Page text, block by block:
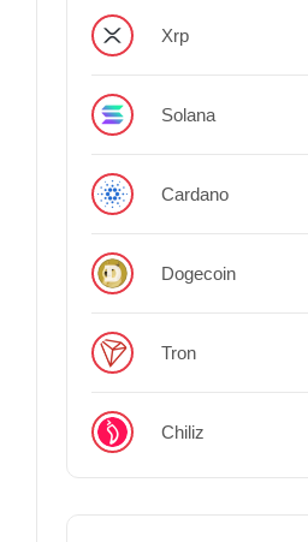
Xrp
Solana
Cardano
Dogecoin
Tron
Chiliz